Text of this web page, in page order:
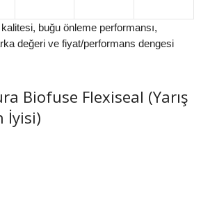
buğu önleme performansı,
değeri ve fiyat/performans dengesi
Biofuse Flexiseal (Yarış
İyisi)